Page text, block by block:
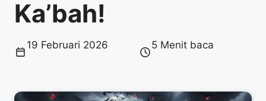
Ka’bah!
19 Februari 2026 5 Menit baca